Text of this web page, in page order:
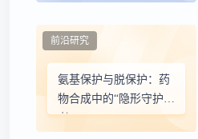
氨基保护与脱保护：药
物合成中的“隐形守护
者”
前沿研究